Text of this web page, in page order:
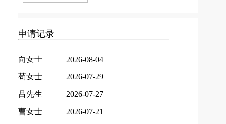
申请记录
向女士 2026-08-04
苟女士 2026-07-29
吕先生 2026-07-27
曹女士 2026-07-21